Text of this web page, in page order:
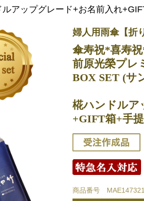
アップグレード+お名前入れ
婦人用雨傘【折
傘寿祝*喜寿
前原光榮プレ
BOX SET (サ
椛ハンドルア
+GIFT箱+手
商品番号 MAE147321